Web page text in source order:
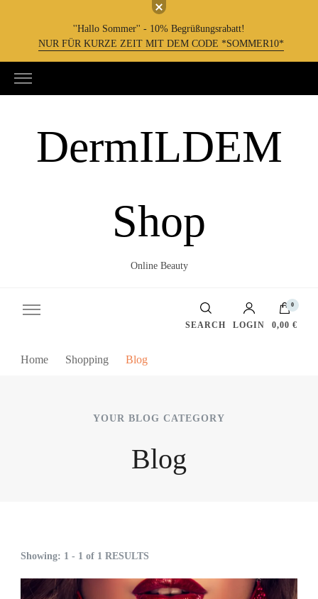
''Hallo Sommer'' - 10% Begrüßungsrabatt!
NUR FÜR KURZE ZEIT MIT DEM CODE *SOMMER10*
DermILDEM
Shop
Online Beauty
SEARCH LOGIN
0
0,00 €
Home Shopping Blog
YOUR BLOG CATEGORY
Blog
Showing: 1 - 1 of 1 RESULTS